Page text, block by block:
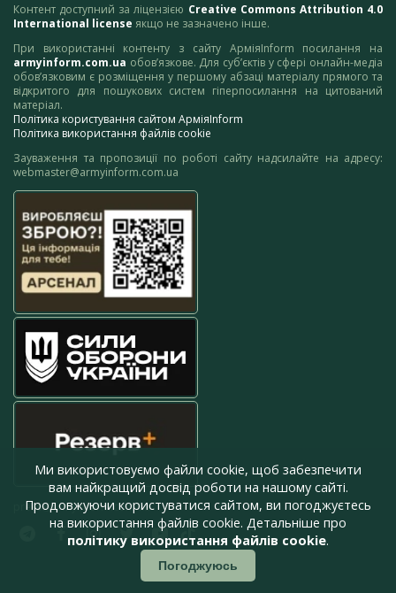
Контент доступний за ліцензією Creative Commons Attribution 4.0
International license якщо не зазначено інше.
При використанні контенту з сайту АрміяInform посилання на
armyinform.com.ua обов’язкове. Для суб’єктів у сфері онлайн-медіа
обов’язковим є розміщення у першому абзаці матеріалу прямого та
відкритого для пошукових систем гіперпосилання на цитований
матеріал.
Політика користування сайтом АрміяInform
Політика використання файлів cookie
Зауваження та пропозиції по роботі сайту надсилайте на адресу:
webmaster@armyinform.com.ua
press@armyinform.com.ua
Ми використовуємо файли cookie, щоб забезпечити
вам найкращий досвід роботи на нашому сайті.
Продовжуючи користуватися сайтом, ви погоджуєтесь
на використання файлів cookie. Детальніше про
політику використання файлів cookie.
Погоджуюсь